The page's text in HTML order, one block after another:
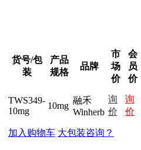
货号/包
装
产品
规格
品牌
市
场
价
会
员
价
TWS349-
10mg
10mg
融禾
Winherb
询
价
询
价
加入购物车 大包装咨询？